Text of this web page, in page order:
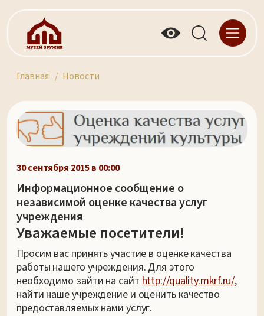
Главная Новости
30 сентября 2015 в 00:00
Информационное сообщение о
независимой оценке качества услуг
учреждения
Уважаемые посетители!
Просим вас принять участие в оценке качества
работы нашего учреждения. Для этого
необходимо зайти на сайт http://quality.mkrf.ru/,
найти наше учреждение и оценить качество
предоставляемых нами услуг.